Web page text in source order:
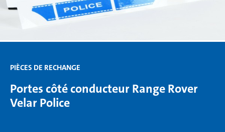
PIÈCES DE RECHANGE
Portes côté conducteur Range Rover
Velar Police